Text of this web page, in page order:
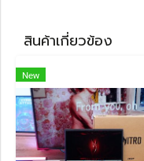
สินค้าเกี่ยวข้อง
New